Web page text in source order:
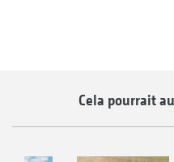
Cela pourrait